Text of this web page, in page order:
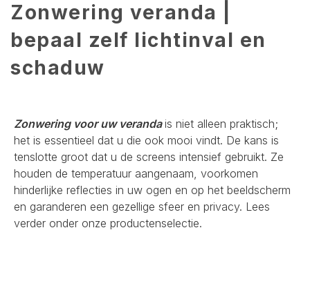
Zonwering veranda |
bepaal zelf lichtinval en
schaduw
Zonwering voor uw verandais niet alleen praktisch;
het is essentieel dat u die ook mooi vindt. De kans is
tenslotte groot dat u de screens intensief gebruikt. Ze
houden de temperatuur aangenaam, voorkomen
hinderlijke reflecties in uw ogen en op het beeldscherm
en garanderen een gezellige sfeer en privacy. Lees
verder onder onze productenselectie.